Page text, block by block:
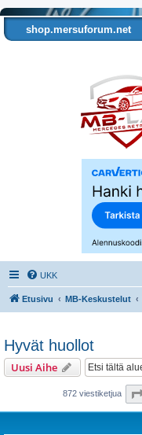
shop.mersuforum.net
UKK
Etusivu MB-Keskustelut
Hyvät huollot
Uusi Aihe
872 viestiketjua